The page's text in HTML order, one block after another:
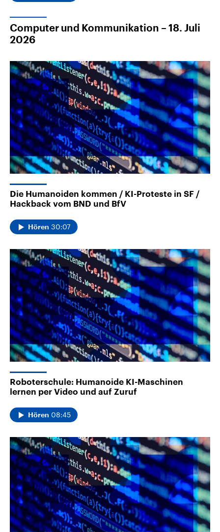
Computer und Kommunikation – 18. Juli
2026
Die Humanoiden kommen / KI-Proteste in SF /
Hackback vom BND und BfV
Hören 30:07
Roboterschule: Humanoide KI-Maschinen
lernen per Video und auf Zuruf
Hören 08:45